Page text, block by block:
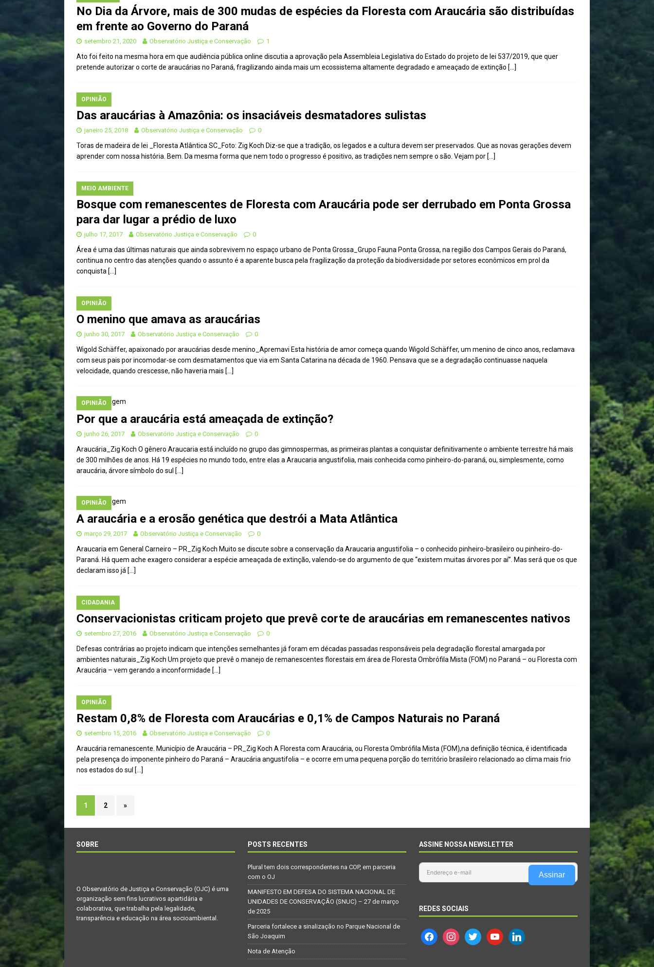
No Dia da Árvore, mais de 300 mudas de espécies da Floresta com Araucária são distribuídas
em frente ao Governo do Paraná
setembro 21, 2020 Observatório Justiça e Conservação 1
Ato foi feito na mesma hora em que audiência pública online discutia a aprovação pela Assembleia Legislativa do Estado do projeto de lei 537/2019, que quer
pretende autorizar o corte de araucárias no Paraná, fragilizando ainda mais um ecossistema altamente degradado e ameaçado de extinção […]
OPINIÃO
Das araucárias à Amazônia: os insaciáveis desmatadores sulistas
janeiro 25, 2018 Observatório Justiça e Conservação 0
Toras de madeira de lei _Floresta Atlântica SC_Foto: Zig Koch Diz-se que a tradição, os legados e a cultura devem ser preservados. Que as novas gerações devem
aprender com nossa história. Bem. Da mesma forma que nem todo o progresso é positivo, as tradições nem sempre o são. Vejam por […]
MEIO AMBIENTE
Bosque com remanescentes de Floresta com Araucária pode ser derrubado em Ponta Grossa
para dar lugar a prédio de luxo
julho 17, 2017 Observatório Justiça e Conservação 0
Área é uma das últimas naturais que ainda sobrevivem no espaço urbano de Ponta Grossa_Grupo Fauna Ponta Grossa, na região dos Campos Gerais do Paraná,
continua no centro das atenções quando o assunto é a aparente busca pela fragilização da proteção da biodiversidade por setores econômicos em prol da
conquista […]
OPINIÃO
O menino que amava as araucárias
junho 30, 2017 Observatório Justiça e Conservação 0
Wigold Schäffer, apaixonado por araucárias desde menino_Apremavi Esta história de amor começa quando Wigold Schäffer, um menino de cinco anos, reclamava
com seus pais por incomodar-se com desmatamentos que via em Santa Catarina na década de 1960. Pensava que se a degradação continuasse naquela
velocidade, quando crescesse, não haveria mais […]
OPINIÃO
Por que a araucária está ameaçada de extinção?
junho 26, 2017 Observatório Justiça e Conservação 0
Araucária_Zig Koch O gênero Araucaria está incluído no grupo das gimnospermas, as primeiras plantas a conquistar definitivamente o ambiente terrestre há mais
de 300 milhões de anos. Há 19 espécies no mundo todo, entre elas a Araucaria angustifolia, mais conhecida como pinheiro-do-paraná, ou, simplesmente, como
araucária, árvore símbolo do sul […]
OPINIÃO
A araucária e a erosão genética que destrói a Mata Atlântica
março 29, 2017 Observatório Justiça e Conservação 0
Araucaria em General Carneiro – PR_Zig Koch Muito se discute sobre a conservação da Araucaria angustifolia – o conhecido pinheiro-brasileiro ou pinheiro-do-
Paraná. Há quem ache exagero considerar a espécie ameaçada de extinção, valendo-se do argumento de que “existem muitas árvores por aí”. Mas será que os que
declaram isso já […]
CIDADANIA
Conservacionistas criticam projeto que prevê corte de araucárias em remanescentes nativos
setembro 27, 2016 Observatório Justiça e Conservação 0
Defesas contrárias ao projeto indicam que intenções semelhantes já foram em décadas passadas responsáveis pela degradação florestal amargada por
ambientes naturais_Zig Koch Um projeto que prevê o manejo de remanescentes florestais em área de Floresta Ombrófila Mista (FOM) no Paraná – ou Floresta com
Araucária – vem gerando a inconformidade […]
OPINIÃO
Restam 0,8% de Floresta com Araucárias e 0,1% de Campos Naturais no Paraná
setembro 15, 2016 Observatório Justiça e Conservação 0
Araucária remanescente. Município de Araucária – PR_Zig Koch A Floresta com Araucária, ou Floresta Ombrófila Mista (FOM),na definição técnica, é identificada
pela presença do imponente pinheiro do Paraná – Araucária angustifolia – e ocorre em uma pequena porção do território brasileiro relacionado ao clima mais frio
nos estados do sul […]
1 2 »
SOBRE
O Observatório de Justiça e Conservação (OJC) é uma
organização sem fins lucrativos apartidária e
colaborativa, que trabalha pela legalidade,
transparência e educação na área socioambiental.
POSTS RECENTES
Plural tem dois correspondentes na COP, em parceria
com o OJ
MANIFESTO EM DEFESA DO SISTEMA NACIONAL DE
UNIDADES DE CONSERVAÇÃO (SNUC) – 27 de março
de 2025
Parceria fortalece a sinalização no Parque Nacional de
São Joaquim
Nota de Atenção
ASSINE NOSSA NEWSLETTER
Assinar
REDES SOCIAIS